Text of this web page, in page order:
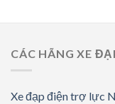
CÁC HÃNG XE
Xe đạp điện trợ lực